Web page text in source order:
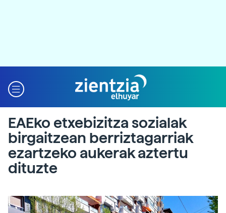
EAEko etxebizitza sozialak
birgaitzean berriztagarriak
ezartzeko aukerak aztertu
dituzte